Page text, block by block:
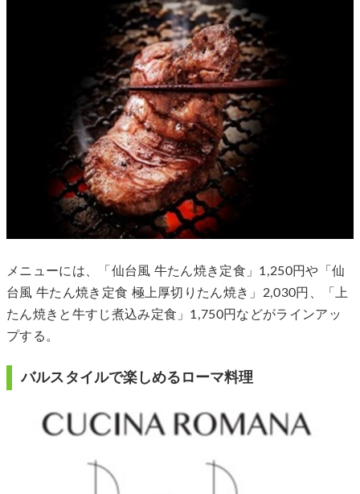
メニューには、「仙台風 牛たん焼き定食」1,250円や「仙
台風 牛たん焼き定食 極上厚切りたん焼き」2,030円、「上
たん焼きと牛すじ煮込み定食」1,750円などがラインアッ
プする。
バルスタイルで楽しめるローマ料理